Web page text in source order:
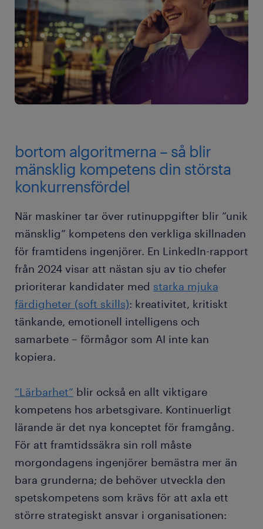
bortom algoritmerna – så blir
mänsklig kompetens din största
konkurrensfördel
När maskiner tar över rutinuppgifter blir ”unik
mänsklig” kompetens den verkliga skillnaden
för framtidens ingenjörer. En LinkedIn-rapport
från 2024 visar att nästan sju av tio chefer
prioriterar kandidater med starka mjuka
färdigheter (soft skills): kreativitet, kritiskt
tänkande, emotionell intelligens och
samarbete – förmågor som AI inte kan
kopiera.
”Lärbarhet” blir också en allt viktigare
kompetens hos arbetsgivare. Kontinuerligt
lärande är det nya konceptet för framgång.
För att framtidssäkra sin roll måste
morgondagens ingenjörer bemästra mer än
bara grunderna; de behöver utveckla den
spetskompetens som krävs för att axla ett
större strategiskt ansvar i organisationen: